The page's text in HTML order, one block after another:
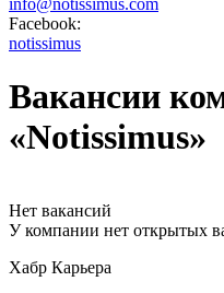
info@notissimus.com
Facebook:
notissimus
Вакансии
«Notissimus»
Нет вакансий
У компании нет открытых
Хабр Карьера